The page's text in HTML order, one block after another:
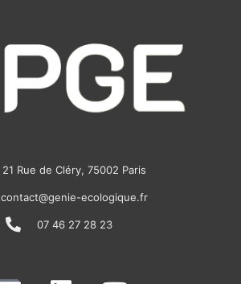
21 Rue de Cléry, 75002 Paris
contact@genie-ecologique.fr
07 46 27 28 23